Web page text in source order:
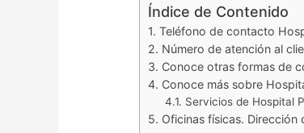
Índice de Contenido
Teléfono de contacto
Número de atención al
Conoce otras formas de
Conoce más sobre
Servicios de Hospital
Oficinas físicas. Dirección